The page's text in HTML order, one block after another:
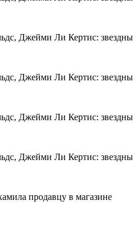
продавцу в магазине